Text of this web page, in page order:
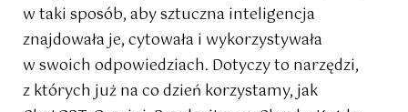
w taki sposób, aby sztuczna inteligencja
znajdowała je, cytowała i wykorzystywała
w swoich odpowiedziach. Dotyczy to narzędzi,
z których już na co dzień korzystamy, jak